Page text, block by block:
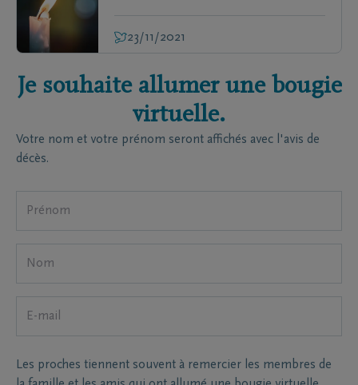
23/11/2021
Je souhaite allumer une bougie
virtuelle.
Votre nom et votre prénom seront affichés avec l'avis de
décès.
Les proches tiennent souvent à remercier les membres de